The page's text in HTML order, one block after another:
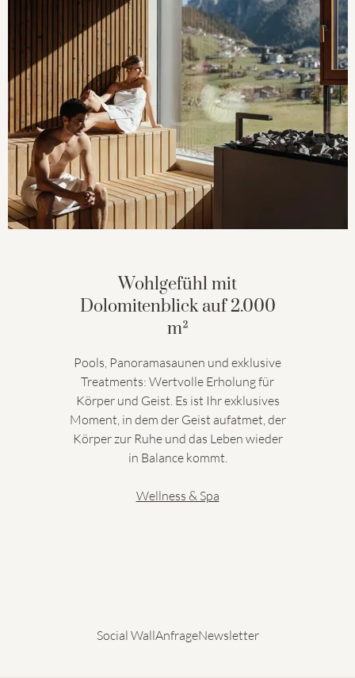
Wohlgefühl mit
Dolomitenblick auf 2.000
m²
Pools, Panoramasaunen und exklusive
Treatments: Wertvolle Erholung für
Körper und Geist. Es ist Ihr exklusives
Moment, in dem der Geist aufatmet, der
Körper zur Ruhe und das Leben wieder
in Balance kommt.
Wellness & Spa
Social WallAnfrageNewsletter